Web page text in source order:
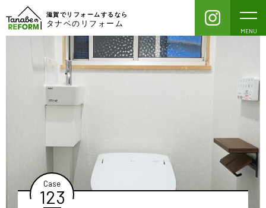
滋賀でリフォームするなら
タナベのリフォーム
MENU
Case
123